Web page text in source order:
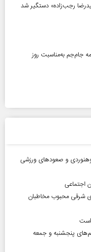
رجب‌زاده» دستگیر شد
جام‌جم به‌مناسبت روز
و صعودهای ورزشی
اجتماعی
شرقی محبوب مخاطبان
است
پنجشنبه و جمعه